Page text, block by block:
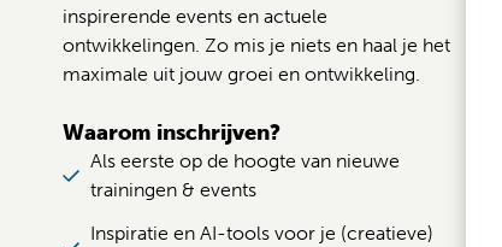
inspirerende events en actuele
ontwikkelingen. Zo mis je niets en haal je het
maximale uit jouw groei en ontwikkeling.
Waarom inschrijven?
Als eerste op de hoogte van nieuwe
trainingen & events
Inspiratie en AI-tools voor je (creatieve)